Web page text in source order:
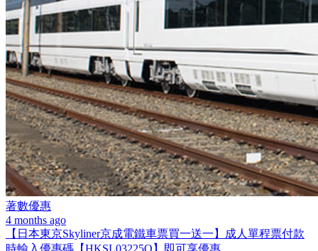
著數優惠
4 months ago
【日本東京Skyliner京成電鐵車票買一送一】成人單程票付款